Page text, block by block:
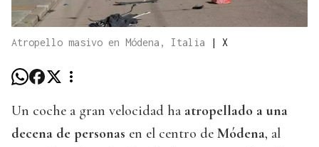
Atropello masivo en Módena, Italia | X
Un coche a gran velocidad ha atropellado a una
decena de personas en el centro de Módena, al